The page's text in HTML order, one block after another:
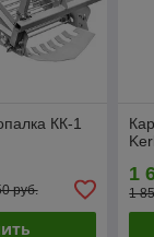
КК-1
руб.
1
1